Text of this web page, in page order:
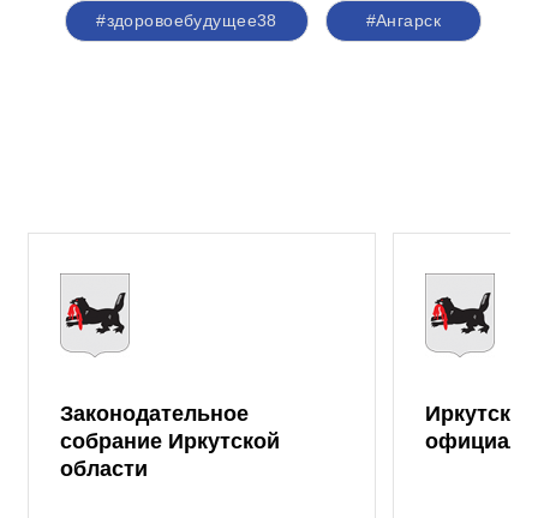
#здоровоебудущее38 #Ангарск
Законодательное
собрание Иркутской
области